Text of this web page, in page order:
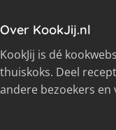
Over KookJij.nl
KookJij is dé
thuiskoks. Deel
andere bezoekers en